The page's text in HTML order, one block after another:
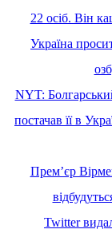
22 осіб. Він
Україна
NYT:
постачав її в
Премʼєр
Twitter